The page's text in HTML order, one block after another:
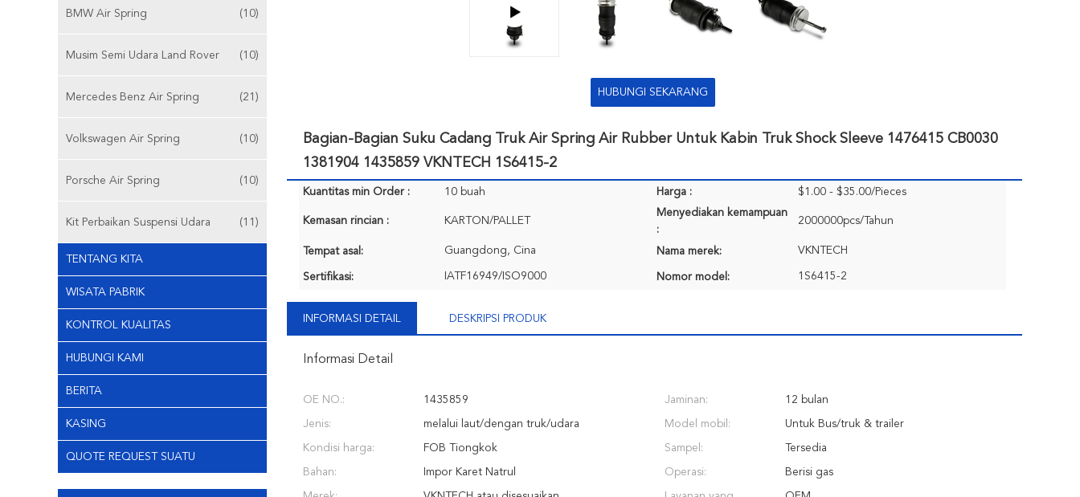
BMW Air Spring (10)
Musim Semi Udara Land Rover (10)
Mercedes Benz Air Spring (21)
Volkswagen Air Spring (10)
Porsche Air Spring (10)
Kit Perbaikan Suspensi Udara (11)
TENTANG KITA
WISATA PABRIK
KONTROL KUALITAS
HUBUNGI KAMI
BERITA
KASING
QUOTE REQUEST SUATU
HUBUNGI SEKARANG
Bagian-Bagian Suku Cadang Truk Air Spring Air Rubber Untuk Kabin Truk Shock Sleeve 1476415 CB0030
1381904 1435859 VKNTECH 1S6415-2
Kuantitas min Order : 10 buah Harga : $1.00 - $35.00/Pieces
Kemasan rincian : KARTON/PALLET
Menyediakan kemampuan
:
2000000pcs/Tahun
Tempat asal: Guangdong, Cina Nama merek: VKNTECH
Sertifikasi: IATF16949/ISO9000 Nomor model: 1S6415-2
INFORMASI DETAIL DESKRIPSI PRODUK
Informasi Detail
OE NO.: 1435859 Jaminan: 12 bulan
Jenis: melalui laut/dengan truk/udara Model mobil: Untuk Bus/truk & trailer
Kondisi harga: FOB Tiongkok Sampel: Tersedia
Bahan: Impor Karet Natrul Operasi: Berisi gas